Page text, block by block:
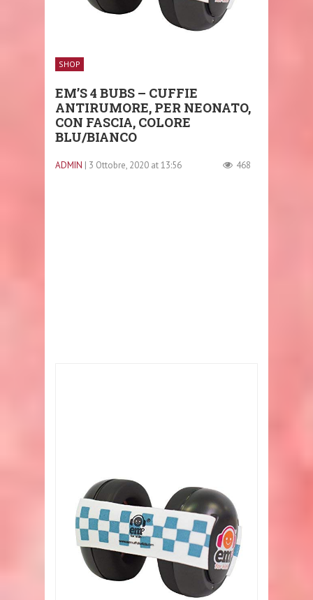
SHOP
EM’S 4 BUBS – CUFFIE
ANTIRUMORE, PER NEONATO,
CON FASCIA, COLORE
BLU/BIANCO
ADMIN | 3 Ottobre, 2020 at 13:56 468